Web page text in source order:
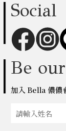
Social
Be
加入 Bella 儂儂